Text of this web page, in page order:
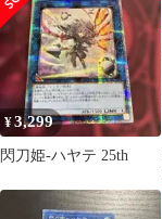
¥3,299
閃刀姫-ハヤテ 25th